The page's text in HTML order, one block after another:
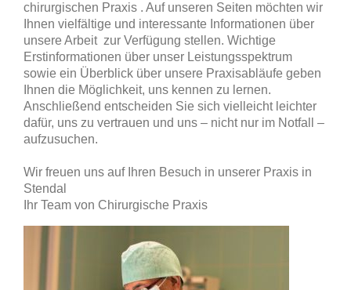
chirurgischen Praxis . Auf unseren Seiten möchten wir
Ihnen vielfältige und interessante Informationen über
unsere Arbeit zur Verfügung stellen. Wichtige
Erstinformationen über unser Leistungsspektrum
sowie ein Überblick über unsere Praxisabläufe geben
Ihnen die Möglichkeit, uns kennen zu lernen.
Anschließend entscheiden Sie sich vielleicht leichter
dafür, uns zu vertrauen und uns – nicht nur im Notfall –
aufzusuchen.
Wir freuen uns auf Ihren Besuch in unserer Praxis in
Stendal
Ihr Team von Chirurgische Praxis